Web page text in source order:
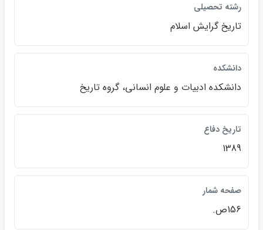
رشته تحصيلي
تاريخ گرايش اسلام
دانشكده
دانشكده ادبيات و علوم انساني، گروه تاريخ
تاريخ دفاع
1389
صفحه شمار
156ص.